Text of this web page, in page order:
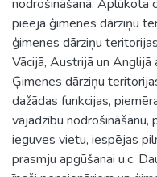
nodrošināšanā. Aplūkota
pieeja ģimenes dārziņu
ģimenes dārziņu
Vācijā, Austrijā un Anglijā
Ģimenes dārziņu
dažādas funkcijas,
vajadzību nodrošināšanu,
ieguves vietu, iespējas
prasmju apgūšanai u.c.